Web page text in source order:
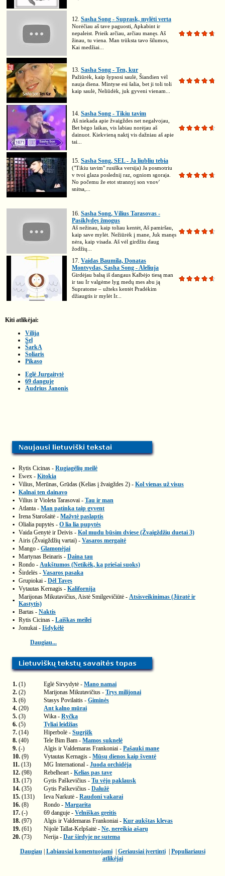
12. Sasha Song - Suprask, mylėti verta
Norėčiau aš tave paguosti, Apkabint ir
nepaleist. Prieik arčiau, arčiau manęs. Aš
žinau, tu viena. Man trūksta tavo šilumos,
Kai medžiai...
13. Sasha Song - Ten, kur
Pažiūrėk, kaip šypsosi saulė, Šiandien vėl
nauja diena. Mintyse esi šalia, bet ji toli toli
kaip saulė, Neliūdėk, juk gyveni vienam...
14. Sasha Song - Tikiu tavim
Aš niekada apie žvaigždes net negalvojau,
Bet bėgo laikas, vis labiau norėjau aš
dainuot. Kiekvieną naktį vis dažniau aš apie
tai...
15. Sasha Song, SEL - Ja liubliu tebia
("Tikiu tavim" rusiška versija) Ja posmotriu
v tvoi glaza poslednij raz, ogniom sgoraja.
No počemu že etot strannyj son vnov'
snitsa,...
16. Sasha Song, Vilius Tarasovas -
Pasiklydęs žmogus
Aš nežinau, kaip toliau kentėt, Aš pamiršau,
kaip save mylėt. Nežiūrėk į mane, Juk manęs
nėra, kaip visada. Aš vėl girdžiu daug
žodžių...
17. Vaidas Baumila, Donatas
Montvydas, Sasha Song - Aleliuja
Girdėjau balsą iš dangaus Kalbėjo tiesą man
ir tau Ir valgėme lyg medų mes abu ją
Supratome – užteks kentėt Pradėkim
džiaugtis ir mylėt Ir...
Kiti atlikėjai:
Vilija
Sel
ŠarkA
Soliaris
Pikaso
Eglė Jurgaitytė
69 danguje
Audrius Janonis
▪ Rytis Cicinas - Rugiagėlių meilė
▪ Ewex - Kitokia
▪ Vilius, Merūnas, Grūdas (Kelias į žvaigždes 2) - Kol vienas už visus
▪ Kalnai ten dainavo
▪ Vilius ir Violeta Tarasovai - Tau ir man
▪ Atlanta - Man patinka taip gyvent
▪ Irena Starošaitė - Mažytė paslaptis
▪ Olialia pupytės - O lia lia pupytės
▪ Vaida Genytė ir Deivis - Kol mudu būsim dviese (Žvaigždžių duetai 3)
▪ Airis (Žvaigždžių vartai) - Vasaros mergaitė
▪ Mango - Glamonėjai
▪ Martynas Beinaris - Daina tau
▪ Rondo - Aukštumos (Netikėk, ką priešai suoks)
▪ Širdelės - Vasaros pasaka
▪ Grupiokai - Dėl Tavęs
▪ Vytautas Kernagis - Kalifornija
▪ Marijonas Mikutavičius, Aistė Smilgevičiūtė - Atsisveikinimas (Jūratė ir
Kastytis)
▪ Bartas - Naktis
▪ Rytis Cicinas - Laiškas meilei
▪ Jonukai - Išdykėlė
Daugiau...
1. (1) Eglė Sirvydytė - Mano namai
2. (2) Marijonas Mikutavičius - Trys milijonai
3. (6) Stasys Povilaitis - Giminės
4. (20)
Ant kalno mūrai
5. (3) Wika - Ryčka
6. (5)
Tyliai leidžias
7. (14) Hiperbolė - Sugrįžk
8. (40) Tele Bim Bam - Mamos suknelė
9. (-) Algis ir Valdemaras Frankoniai - Pašauki mane
10. (9) Vytautas Kernagis - Mūsų dienos kaip šventė
11. (13) MG International - Juoda orchidėja
12. (98) Rebelheart - Kelias pas tave
13. (17) Gytis Paškevičius - Tu vėjo paklausk
14. (35) Gytis Paškevičius - Dalužė
15. (131) Ieva Narkutė - Raudoni vakarai
16. (8) Rondo - Margarita
17. (-) 69 danguje - Velniškas greitis
18. (97) Algis ir Valdemaras Frankoniai - Kur aukštas klevas
19. (61) Nijolė Tallat-Kelpšaitė - Ne, nereikia ašarų
20. (73) Nerija - Dar širdyje ne sutema
Daugiau| Labiausiai komentuojami| Geriausiai įvertinti| Populiariausi
atlikėjai